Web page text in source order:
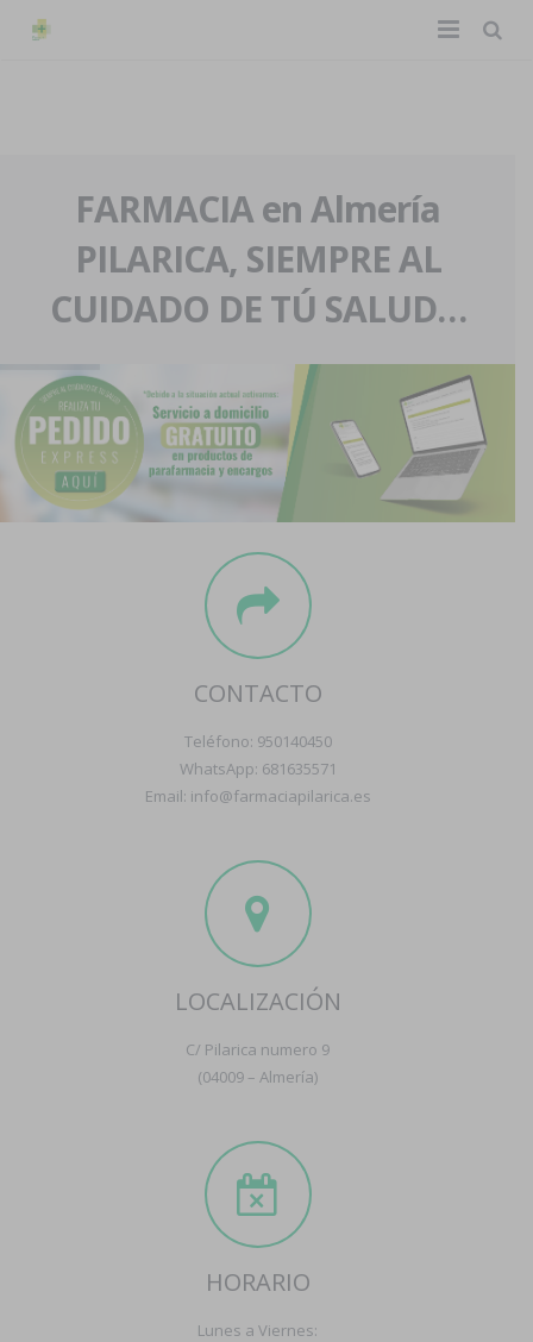
La farmacia
Nuestra historia
Nuestro equipo
Eventos
Servicios y reservas
Pedidos express
Blog
Contacto
Boletín
FARMACIA en Almería
PILARICA, SIEMPRE AL
CUIDADO DE TÚ SALUD…
CONTACTO
Teléfono: 950140450
WhatsApp: 681635571
Email: info@farmaciapilarica.es
LOCALIZACIÓN
C/ Pilarica numero 9
(04009 – Almería)
HORARIO
Lunes a Viernes: